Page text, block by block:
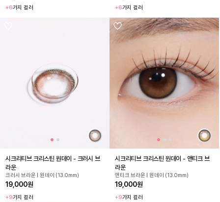
+6가지 컬러 +6가지 컬러
시크리티브 크리스틴 원데이 - 크러시 브
라운
크러시 브라운 | 원데이 (13.0mm)
19,000원
+9가지 컬러
시크리티브 크리스틴 원데이 - 앤티크 브
라운
앤티크 브라운 | 원데이 (13.0mm)
19,000원
+9가지 컬러